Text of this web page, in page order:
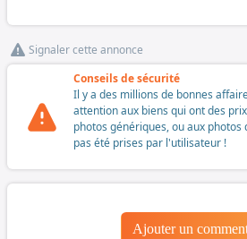
Signaler cette annonce
Conseils de sécurité
Il y a des millions de bonnes
attention aux biens qui ont des
photos génériques, ou aux
pas été prises par l'utilisateur !
Ajouter un